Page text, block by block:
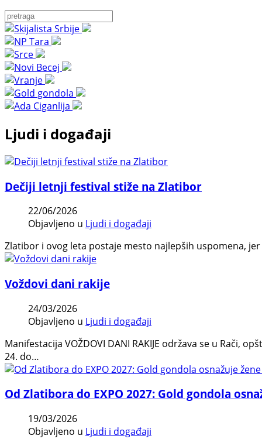
Ljudi i događaji
Dečiji letnji festival stiže na Zlatibor
22/06/2026
Objavljeno u Ljudi i događaji
Zlatibor i ovog leta postaje mesto najlepših uspomena,
Voždovi dani rakije
24/03/2026
Objavljeno u Ljudi i događaji
Manifestacija VOŽDOVI DANI RAKIJE održava se u Rači,
24. do…
Od Zlatibora do EXPO 2027: Gold gondola
19/03/2026
Objavljeno u Ljudi i događaji